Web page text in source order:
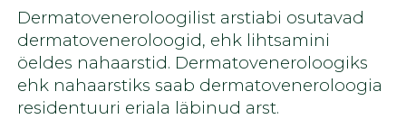
Dermatoveneroloogilist arstiabi osutavad
dermatoveneroloogid, ehk lihtsamini
öeldes nahaarstid. Dermatoveneroloogiks
ehk nahaarstiks saab dermatoveneroloogia
residentuuri eriala läbinud arst.